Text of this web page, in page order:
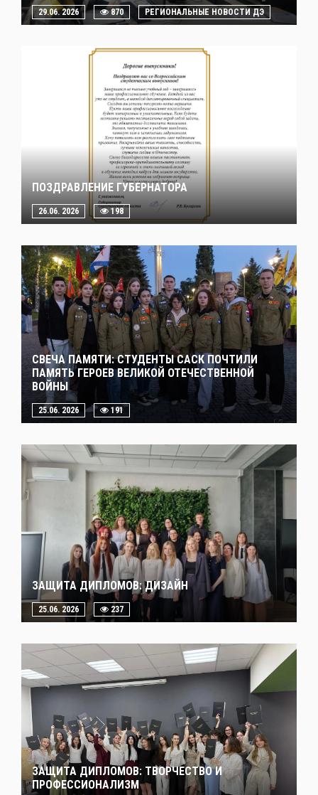
29.06. 2026 870 РЕГИОНАЛЬНЫЕ НОВОСТИ ДЭ
ПОЗДРАВЛЕНИЕ ГУБЕРНАТОРА
26.06. 2026 198
СВЕЧА ПАМЯТИ: СТУДЕНТЫ САСК ПОЧТИЛИ
ПАМЯТЬ ГЕРОЕВ ВЕЛИКОЙ ОТЕЧЕСТВЕННОЙ
ВОЙНЫ
25.06. 2026 191
ЗАЩИТА ДИПЛОМОВ: ДИЗАЙН
25.06. 2026 237
ЗАЩИТА ДИПЛОМОВ: ТВОРЧЕСТВО И
ПРОФЕССИОНАЛИЗМ